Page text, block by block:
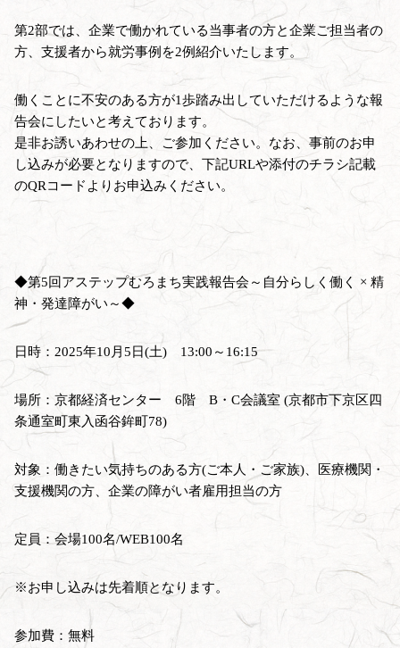
第2部では、企業で働かれている当事者の方と企業ご担当者の
方、支援者から就労事例を2例紹介いたします。
働くことに不安のある方が1歩踏み出していただけるような報
告会にしたいと考えております。
是非お誘いあわせの上、ご参加ください。なお、事前のお申
し込みが必要となりますので、下記URLや添付のチラシ記載
のQRコードよりお申込みください。
◆第5回アステップむろまち実践報告会～自分らしく働く × 精
神・発達障がい～◆
日時：2025年10月5日(土) 13:00～16:15
場所：京都経済センター 6階 B・C会議室 (京都市下京区四
条通室町東入函谷鉾町78)
対象：働きたい気持ちのある方(ご本人・ご家族)、医療機関・
支援機関の方、企業の障がい者雇用担当の方
定員：会場100名/WEB100名
※お申し込みは先着順となります。
参加費：無料